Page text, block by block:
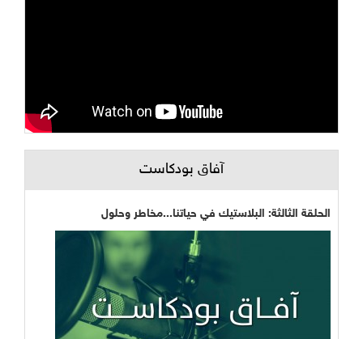
آفاق بودكاست
الحلقة الثالثة: البلاستيك في حياتنا...مخاطر وحلول